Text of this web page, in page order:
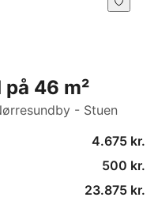
46 m²
- Stuen
4.675 kr.
500 kr.
23.875 kr.